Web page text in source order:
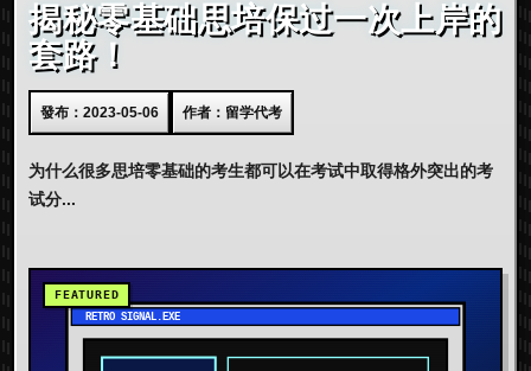
揭秘零基础思培保过一次上岸的
套路！
發布：2023-05-06 作者：留学代考
为什么很多思培零基础的考生都可以在考试中取得格外突出的考
试分...